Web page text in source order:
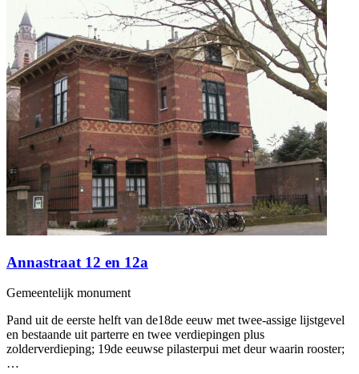
Annastraat 12 en 12a
Gemeentelijk monument
Pand uit de eerste helft van de18de eeuw met twee-assige lijstgevel
en bestaande uit parterre en twee verdiepingen plus
zolderverdieping; 19de eeuwse pilasterpui met deur waarin rooster;
…